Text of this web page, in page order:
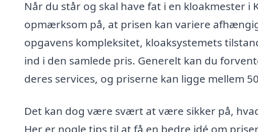
Når du står og skal have fat i en kloakmester
opmærksom på, at prisen kan variere
opgavens kompleksitet, kloaksystemets
ind i den samlede pris. Generelt kan du
deres services, og priserne kan ligge mellem
Det kan dog være svært at være sikker på,
Her er nogle tips til at få en bedre idé om